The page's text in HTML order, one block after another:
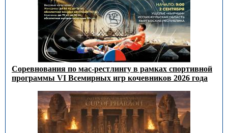
Соревнования по мас-рестлингу в рамках спортивной
программы VI Всемирных игр кочевников 2026 года